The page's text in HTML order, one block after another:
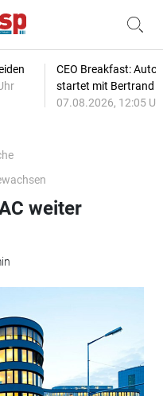
CEO Breakfast:
startet mit Bertrand
07.08.2026, 12:05
weiter